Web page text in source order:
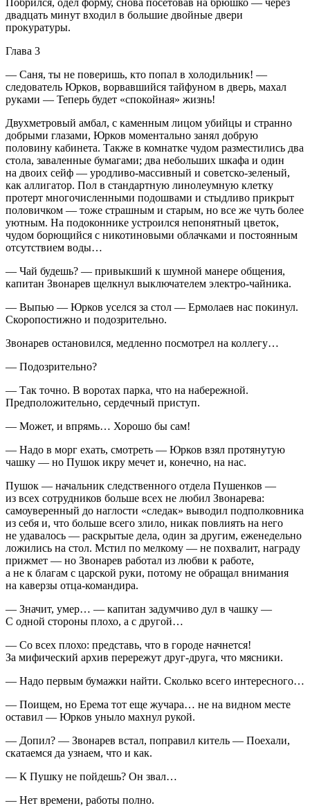
Побрился, одел форму, снова посетовав на брюшко — через
двадцать минут входил в большие двойные двери
прокуратуры.
Глава 3
— Саня, ты не поверишь, кто попал в холодильник! —
следователь Юрков, ворвавшийся тайфуном в дверь, махал
руками — Теперь будет «спокойная» жизнь!
Двухметровый амбал, с каменным лицом убийцы и странно
добрыми глазами, Юрков моментально занял добрую
половину кабинета. Также в комнатке чудом разместились два
стола, заваленные бумагами; два небольших шкафа и один
на двоих сейф — уродливо-массивный и советско-зеленый,
как аллигатор. Пол в стандартную линолеумную клетку
протерт многочисленными подошвами и стыдливо прикрыт
половичком — тоже страшным и старым, но все же чуть более
уютным. На подоконнике устроился непонятный цветок,
чудом борющийся с никотиновыми облачками и постоянным
отсутствием воды…
— Чай будешь? — привыкший к шумной манере общения,
капитан Звонарев щелкнул выключателем электро-чайника.
— Выпью — Юрков уселся за стол — Ермолаев нас покинул.
Скоропостижно и подозрительно.
Звонарев остановился, медленно посмотрел на коллегу…
— Подозрительно?
— Так точно. В воротах парка, что на набережной.
Предположительно, сердечный приступ.
— Может, и впрямь… Хорошо бы сам!
— Надо в морг ехать, смотреть — Юрков взял протянутую
чашку — но Пушок икру мечет и, конечно, на нас.
Пушок — начальник следственного отдела Пушенков —
из всех сотрудников больше всех не любил Звонарева:
самоуверенный до наглости «следак» выводил подполковника
из себя и, что больше всего злило, никак повлиять на него
не удавалось — раскрытые дела, один за другим, еженедельно
ложились на стол. Мстил по мелкому — не похвалит, награду
прижмет — но Звонарев работал из любви к работе,
а не к благам с царской руки, потому не обращал внимания
на каверзы отца-командира.
— Значит, умер… — капитан задумчиво дул в чашку —
С одной стороны плохо, а с другой…
— Со всех плохо: представь, что в городе начнется!
За мифический архив перережут друг-друга, что мясники.
— Надо первым бумажки найти. Сколько всего интересного…
— Поищем, но Ерема тот еще жучара… не на видном месте
оставил — Юрков уныло махнул рукой.
— Допил? — Звонарев встал, поправил китель — Поехали,
скатаемся да узнаем, что и как.
— К Пушку не пойдешь? Он звал…
— Нет времени, работы полно.